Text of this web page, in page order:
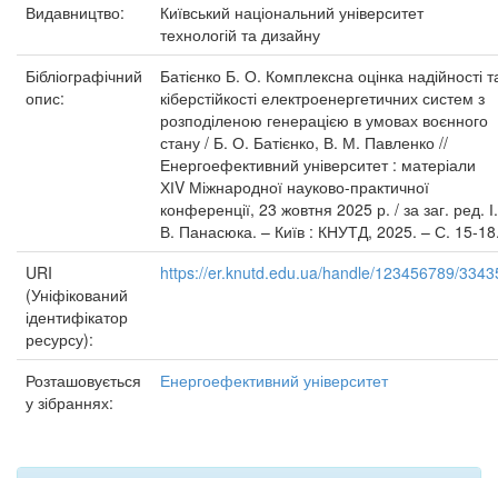
Видавництво:
Київський національний університет
технологій та дизайну
Бібліографічний
опис:
Батієнко Б. О. Комплексна оцінка надійності
кіберстійкості електроенергетичних систем з
розподіленою генерацією в умовах воєнного
стану / Б. О. Батієнко, В. М. Павленко //
Енергоефективний університет : матеріали
ХІV Міжнародної науково-практичної
конференції, 23 жовтня 2025 р. / за заг. ред. І.
В. Панасюка. – Київ : КНУТД, 2025. – С. 15-
URI
(Уніфікований
ідентифікатор
ресурсу):
https://er.knutd.edu.ua/handle/123456789/
Розташовується
у зібраннях:
Енергоефективний університет